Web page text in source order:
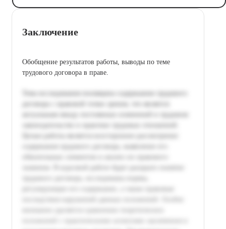
Заключение
Обобщение результатов работы, выводы по теме
трудового договора в праве.